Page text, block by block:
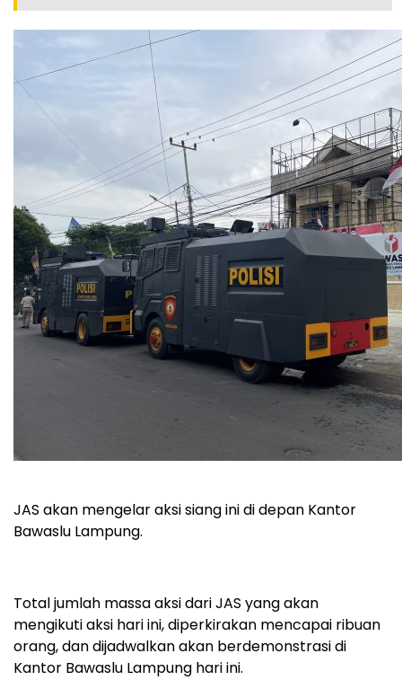
JAS akan mengelar aksi siang ini di depan Kantor
Bawaslu Lampung.
Total jumlah massa aksi dari JAS yang akan
mengikuti aksi hari ini, diperkirakan mencapai ribuan
orang, dan dijadwalkan akan berdemonstrasi di
Kantor Bawaslu Lampung hari ini.